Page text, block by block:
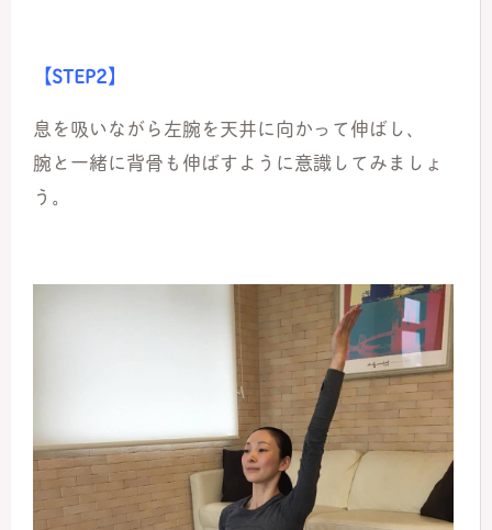
【STEP2】
息を吸いながら左腕を天井に向かって伸ばし、
腕と一緒に背骨も伸ばすように意識してみましょ
う。